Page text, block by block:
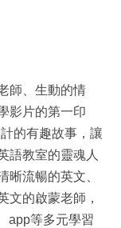
師、生動的情
影片的第一印
的有趣故事，讓
語教室的靈魂人
晰流暢的英文、
文的啟蒙老師，
app等多元學習